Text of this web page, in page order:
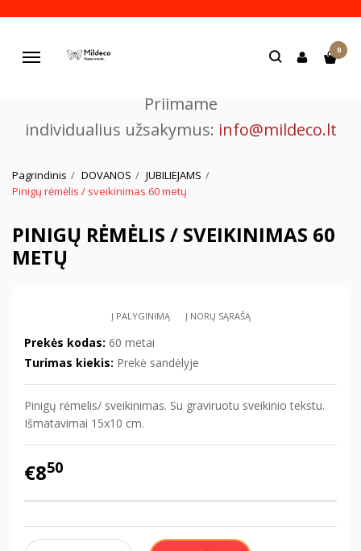
Navigacija
0
Priimame
individualius užsakymus: info@mildeco.lt
Pagrindinis DOVANOS
JUBILIEJAMS
Pinigų rėmėlis / sveikinimas 60 metų
PINIGŲ RĖMĖLIS / SVEIKINIMAS 60
METŲ
Į PALYGINIMĄ Į NORŲ SĄRAŠĄ
Prekės kodas: 60 metai
Turimas kiekis: Prekė sandėlyje
Pinigų rėmelis/ sveikinimas. Su graviruotu sveikinio tekstu.
Išmatavimai 15x10 cm.
€850